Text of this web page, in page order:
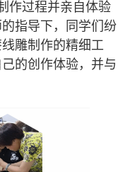
作过程并亲自体验
指导下，同学们纷
雕制作的精细工
的创作体验，并与